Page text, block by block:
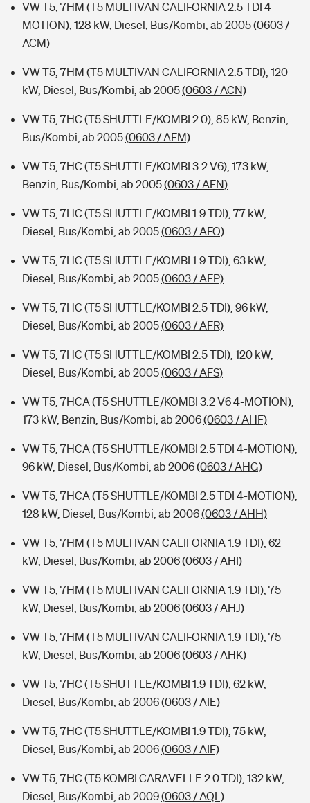
VW T5, 7HM (T5 MULTIVAN CALIFORNIA 2.5 TDI 4-
MOTION), 128 kW, Diesel, Bus/Kombi, ab 2005(0603 /
ACM)
VW T5, 7HM (T5 MULTIVAN CALIFORNIA 2.5 TDI), 120
kW, Diesel, Bus/Kombi, ab 2005(0603 / ACN)
VW T5, 7HC (T5 SHUTTLE/KOMBI 2.0), 85 kW, Benzin,
Bus/Kombi, ab 2005(0603 / AFM)
VW T5, 7HC (T5 SHUTTLE/KOMBI 3.2 V6), 173 kW,
Benzin, Bus/Kombi, ab 2005(0603 / AFN)
VW T5, 7HC (T5 SHUTTLE/KOMBI 1.9 TDI), 77 kW,
Diesel, Bus/Kombi, ab 2005(0603 / AFO)
VW T5, 7HC (T5 SHUTTLE/KOMBI 1.9 TDI), 63 kW,
Diesel, Bus/Kombi, ab 2005(0603 / AFP)
VW T5, 7HC (T5 SHUTTLE/KOMBI 2.5 TDI), 96 kW,
Diesel, Bus/Kombi, ab 2005(0603 / AFR)
VW T5, 7HC (T5 SHUTTLE/KOMBI 2.5 TDI), 120 kW,
Diesel, Bus/Kombi, ab 2005(0603 / AFS)
VW T5, 7HCA (T5 SHUTTLE/KOMBI 3.2 V6 4-MOTION),
173 kW, Benzin, Bus/Kombi, ab 2006(0603 / AHF)
VW T5, 7HCA (T5 SHUTTLE/KOMBI 2.5 TDI 4-MOTION),
96 kW, Diesel, Bus/Kombi, ab 2006(0603 / AHG)
VW T5, 7HCA (T5 SHUTTLE/KOMBI 2.5 TDI 4-MOTION),
128 kW, Diesel, Bus/Kombi, ab 2006(0603 / AHH)
VW T5, 7HM (T5 MULTIVAN CALIFORNIA 1.9 TDI), 62
kW, Diesel, Bus/Kombi, ab 2006(0603 / AHI)
VW T5, 7HM (T5 MULTIVAN CALIFORNIA 1.9 TDI), 75
kW, Diesel, Bus/Kombi, ab 2006(0603 / AHJ)
VW T5, 7HM (T5 MULTIVAN CALIFORNIA 1.9 TDI), 75
kW, Diesel, Bus/Kombi, ab 2006(0603 / AHK)
VW T5, 7HC (T5 SHUTTLE/KOMBI 1.9 TDI), 62 kW,
Diesel, Bus/Kombi, ab 2006(0603 / AIE)
VW T5, 7HC (T5 SHUTTLE/KOMBI 1.9 TDI), 75 kW,
Diesel, Bus/Kombi, ab 2006(0603 / AIF)
VW T5, 7HC (T5 KOMBI CARAVELLE 2.0 TDI), 132 kW,
Diesel, Bus/Kombi, ab 2009(0603 / AQL)